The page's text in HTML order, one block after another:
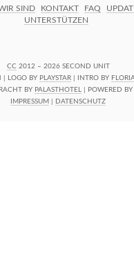
SIND KONTAKT FAQ
UNTERSTÜTZEN
CC 2012 – 2026 SECOND UNIT
| LOGO BY PLAYSTAR| INTRO BY
BY PALASTHOTEL | POWERED BY
IMPRESSUM
DATENSCHUTZ